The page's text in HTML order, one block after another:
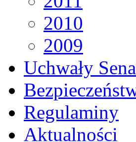
2010
2009
Uchwały
Regulaminy
Aktualności